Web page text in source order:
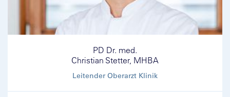
PD Dr. med.
Christian Stetter, MHBA
Leitender Oberarzt Klinik